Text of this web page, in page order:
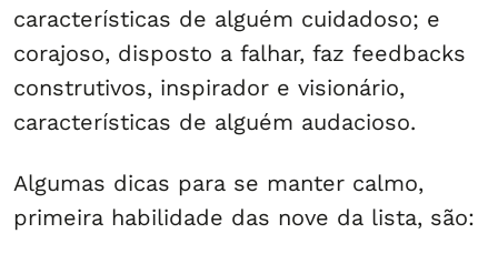
características de alguém cuidadoso; e
corajoso, disposto a falhar, faz feedbacks
construtivos, inspirador e visionário,
características de alguém audacioso.
Algumas dicas para se manter calmo,
primeira habilidade das nove da lista, são: